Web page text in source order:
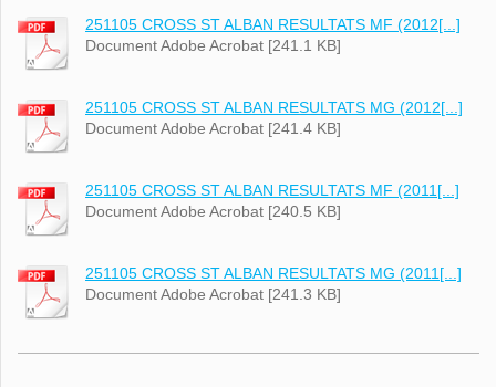
251105 CROSS ST ALBAN RESULTATS MF (2012[...]
Document Adobe Acrobat [241.1 KB]
251105 CROSS ST ALBAN RESULTATS MG (2012[...]
Document Adobe Acrobat [241.4 KB]
251105 CROSS ST ALBAN RESULTATS MF (2011[...]
Document Adobe Acrobat [240.5 KB]
251105 CROSS ST ALBAN RESULTATS MG (2011[...]
Document Adobe Acrobat [241.3 KB]